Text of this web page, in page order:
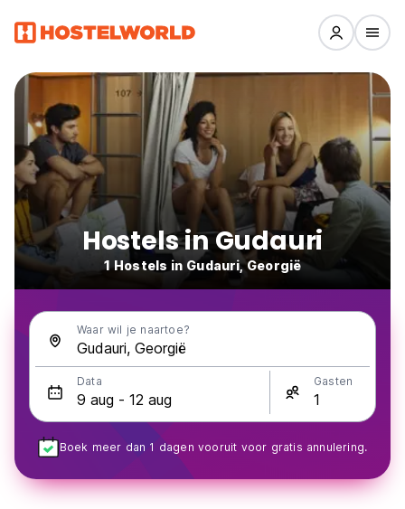
Hostels in Gudauri
1 Hostels in Gudauri, Georgië
Waar wil je naartoe?
Data Gasten
Boek meer dan 1 dagen vooruit voor gratis annulering.